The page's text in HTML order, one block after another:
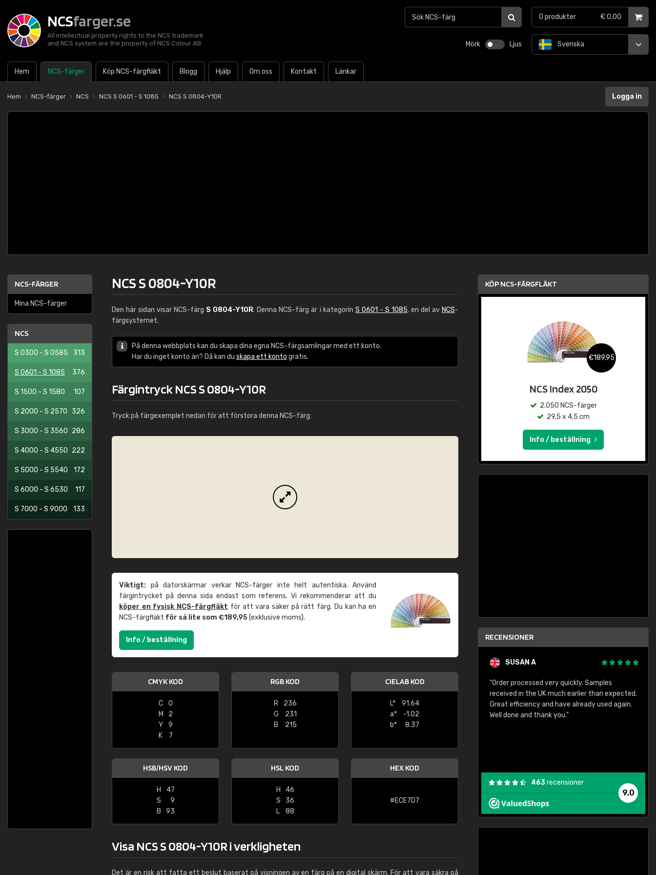
NCSfarger.se
All intellectual property rights to the NCS trademark
and NCS system are the property of NCS Colour AB
Mörk Ljus
Hem NCS-färger Köp NCS-färgfläkt Blogg Hjälp Om oss Kontakt Länkar
Svenska
0 produkter € 0,00
Hem NCS-färger NCS NCS S 0601 - S 1085 NCS S 0804-Y10R Logga in
NCS-FÄRGER
Mina NCS-färger
NCS
S 0300 - S 0585 313
S 0601 - S 1085 376
S 1500 - S 1580 107
S 2000 - S 2570 326
S 3000 - S 3560 286
S 4000 - S 4550 222
S 5000 - S 5540 172
S 6000 - S 6530 117
S 7000 - S 9000 133
NCS S 0804-Y10R
Den här sidan visar NCS-färg S 0804-Y10R. Denna NCS-färg är i kategorin S 0601 - S 1085, en del av NCS-
färgsystemet.
På denna webbplats kan du skapa dina egna NCS-färgsamlingar med ett konto.
Har du inget konto än? Då kan du skapa ett konto gratis.
Färgintryck NCS S 0804-Y10R
Tryck på färgexemplet nedan för att förstora denna NCS-färg:
Viktigt: på datorskärmar verkar NCS-färger inte helt autentiska. Använd
färgintrycket på denna sida endast som referens. Vi rekommenderar att du
köper en fysisk NCS-färgfläkt för att vara säker på rätt färg. Du kan ha en
NCS-färgfläkt för så lite som €189,95(exklusive moms).
Info / beställning
CMYK KOD
C
0
M
2
Y
9
K
7
RGB KOD
R
236
G
231
B
215
CIELAB KOD
L*
91.64
a*
-1.02
b*
8.37
HSB/HSV KOD
H
47
S
9
B
93
HSL KOD
H
46
S
36
L
88
HEX KOD
#ECE7D7
Visa NCS S 0804-Y10R i verkligheten
Det är en risk att fatta ett beslut baserat på visningen av en färg på en digital skärm. För att vara säkra på
KÖP NCS-FÄRGFLÄKT
€189,95
NCS Index 2050
2.050 NCS-färger
29,5 x 4,5 cm
Info / beställning
RECENSIONER
Windows
"Great product and speedy delivery"
SUSAN A
"Order processed very quickly. Samples
received in the UK much earlier than expected.
Great efficiency and have already used again.
Well done and thank you."
9,0
463recensioner